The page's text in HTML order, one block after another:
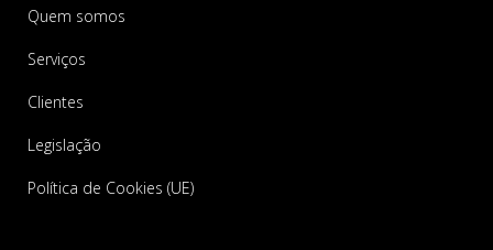
Quem somos
Serviços
Clientes
Legislação
Política de Cookies (UE)